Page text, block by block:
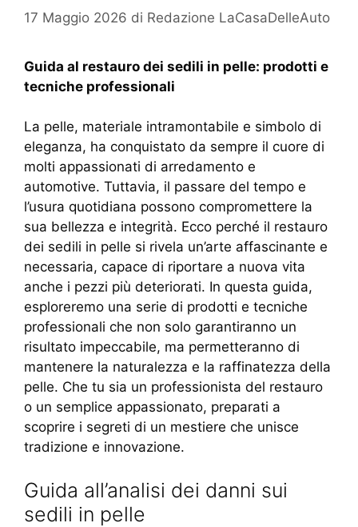
17 Maggio 2026 di Redazione LaCasaDelleAuto
Guida al restauro dei sedili in pelle: prodotti e
tecniche professionali
La pelle, materiale intramontabile e simbolo di
eleganza, ha conquistato da sempre il cuore di
molti appassionati di arredamento e
automotive. Tuttavia, il passare del tempo e
l’usura quotidiana possono compromettere la
sua bellezza e integrità. Ecco perché il restauro
dei sedili in pelle si rivela un’arte affascinante e
necessaria, capace di riportare a nuova vita
anche i pezzi più deteriorati. In questa guida,
esploreremo una serie di prodotti e tecniche
professionali che non solo garantiranno un
risultato impeccabile, ma permetteranno di
mantenere la naturalezza e la raffinatezza della
pelle. Che tu sia un professionista del restauro
o un semplice appassionato, preparati a
scoprire i segreti di un mestiere che unisce
tradizione e innovazione.
Guida all’analisi dei danni sui
sedili in pelle